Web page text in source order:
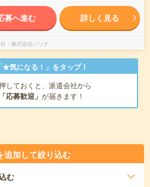
募へ進む 詳しく見る
株式会社パソナ
気になる！」をタップ！
しておくと、派遣会社から
「応募歓迎」 が届きます！
追加して絞り込む
む